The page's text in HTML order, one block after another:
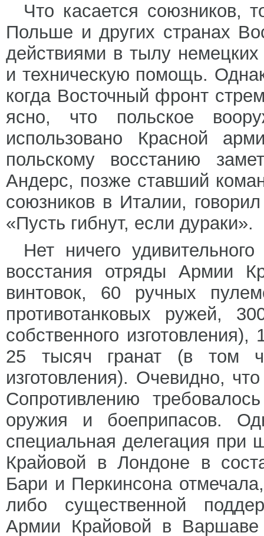
Что касается союзников,
Польше и других странах
действиями в тылу
и техническую помощь.
когда Восточный фронт
ясно, что польское
использовано Красной
польскому восстанию
Андерс, позже ставший
союзников в Италии,
«Пусть гибнут, если дураки».
Нет ничего
восстания отряды Армии
винтовок, 60 ручных
противотанковых ружей,
собственного
25 тысяч гранат (в том
изготовления). Очевидно,
Сопротивлению
оружия и боеприпасов.
специальная делегация при
Крайовой в Лондоне в
Бари и Перкинсона
либо существенной
Армии Крайовой в